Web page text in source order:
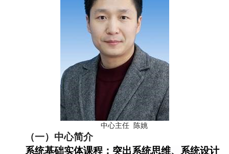
中心主任 陈姚
（一）中心简介
系统基础实体课程： 突出系统思维、系统设计